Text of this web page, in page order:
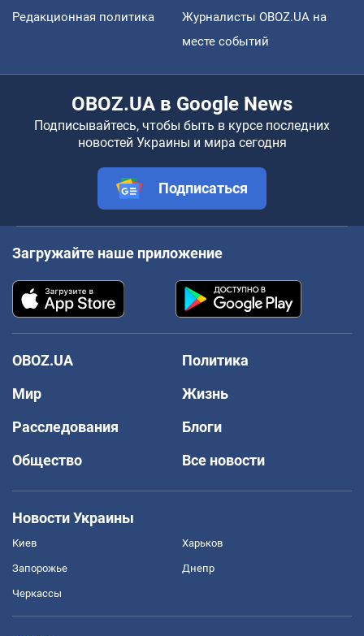
Редакционная политика
Журналисты OBOZ.UA на
месте событий
OBOZ.UA в Google News
Подписывайтесь, чтобы быть в курсе последних
новостей Украины и мира сегодня
Подписаться
Загружайте наше приложение
OBOZ.UA
Политика
Мир
Жизнь
Расследования
Блоги
Общество
Все новости
Новости Украины
Киев Харьков
Запорожье Днепр
Черкассы